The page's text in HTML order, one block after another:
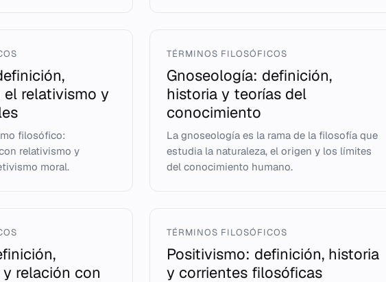
el relativismo y
filosófico:
relativismo y
moral.
TÉRMINOS FILOSÓFICOS
Gnoseología: definición,
historia y teorías del
conocimiento
La gnoseología es la rama de la filosofía que
estudia la naturaleza, el origen y los límites
del conocimiento humano.
relación con
TÉRMINOS FILOSÓFICOS
Positivismo: definición, historia
y corrientes filosóficas